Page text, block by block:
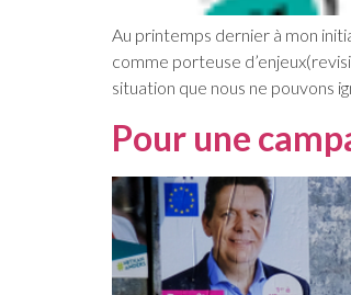
Au printemps dernier à mon
comme porteuse
situation que nous ne pouvons
Pour une